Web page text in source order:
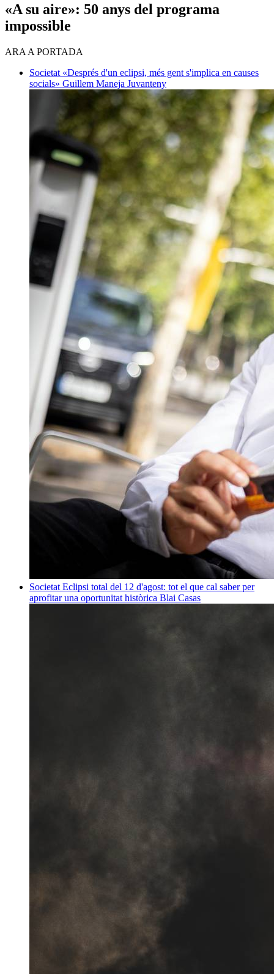
«A su aire»: 50 anys del programa
impossible
ARA A PORTADA
Societat «Després d'un eclipsi, més gent s'implica en causes
socials» Guillem Maneja Juvanteny
Societat Eclipsi total del 12 d'agost: tot el que cal saber per
aprofitar una oportunitat històrica Blai Casas